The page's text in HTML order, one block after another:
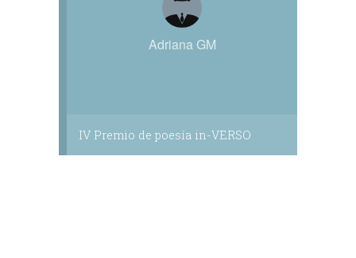
Adriana GM
IV Premio de poesía in-VERSO